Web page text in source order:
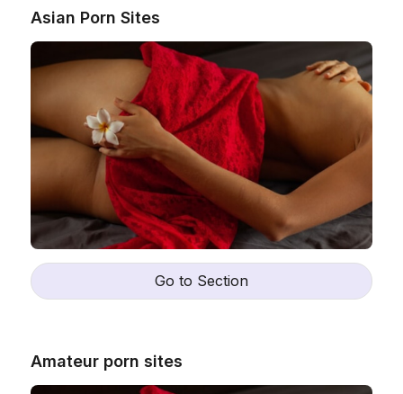
Asian Porn Sites
Go to Section
Amateur porn sites